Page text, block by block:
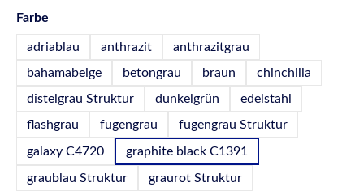
Farbe
adriablau anthrazit
anthrazitgrau
bahamabeige
betongrau braun
chinchilla
distelgrau Struktur
dunkelgrün
edelstahl
flashgrau
fugengrau fugengrau Struktur
galaxy C4720 graphite black C1391
graublau Struktur
graurot Struktur